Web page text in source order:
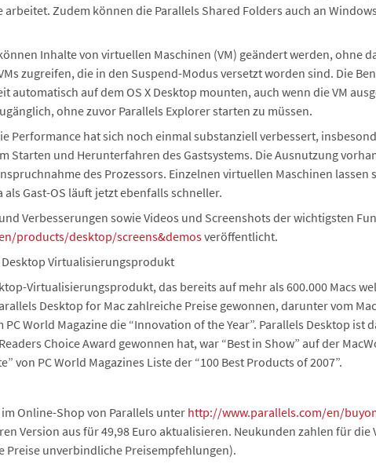
Zudem können die Parallels Shared Folders auch an
Inhalte von virtuellen Maschinen (VM) geändert werden, ohne
zugreifen, die in den Suspend-Modus versetzt worden sind. Die
automatisch auf dem OS X Desktop mounten, auch wenn die VM
ohne zuvor Parallels Explorer starten zu müssen.
Performance hat sich noch einmal substanziell verbessert,
Starten und Herunterfahren des Gastsystems. Die Ausnutzung
des Prozessors. Einzelnen virtuellen Maschinen lassen
Gast-OS läuft jetzt ebenfalls schneller.
Verbesserungen sowie Videos und Screenshots der wichtigsten
products/desktop/screens&demosveröffentlicht.
Virtualisierungsprodukt
Virtualisierungsprodukt, das bereits auf mehr als 600.000 Macs
Desktop for Mac zahlreiche Preise gewonnen, darunter vom
PC World Magazine die “Innovation of the Year”. Parallels Desktop ist
Choice Award gewonnen hat, war “Best in Show” auf der
von PC World Magazines Liste der “100 Best Products of 2007”.
Online-Shop von Parallels unterhttp://www.parallels.com/en/
Version aus für 49,98 Euro aktualisieren. Neukunden zahlen für die
Preise unverbindliche Preisempfehlungen).